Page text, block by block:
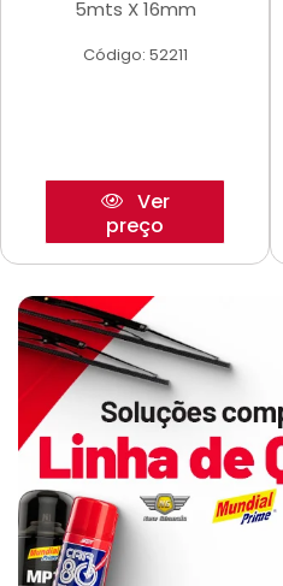
5mts X 16mm
Código: 52211
Ver
preço